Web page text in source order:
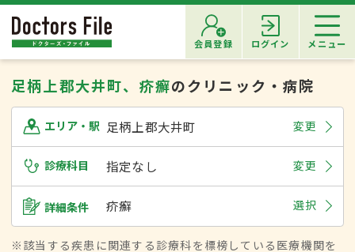
会員登録 ログイン メニュー
足柄上郡大井町、疥癬のクリニック・病院
エリア・駅 足柄上郡大井町 変更
診療科目 指定なし 変更
詳細条件 疥癬 選択
※該当する疾患に関連する診療科を標榜している医療機関を